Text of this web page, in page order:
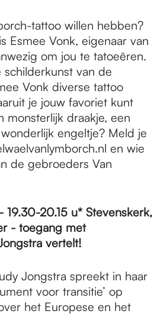
tattoo willen hebben?
Esmee Vonk, eigenaar van
om jou te tatoeëren.
van de
Vonk diverse tattoo
je jouw favoriet kunt
monsterlijk draakje, een
engeltje? Meld je
en wie
de gebroeders Van
19.30-20.15 u* Stevenskerk,
- toegang met
vertelt!
Jongstra spreekt in haar
voor transitie’ op
het Europese en het